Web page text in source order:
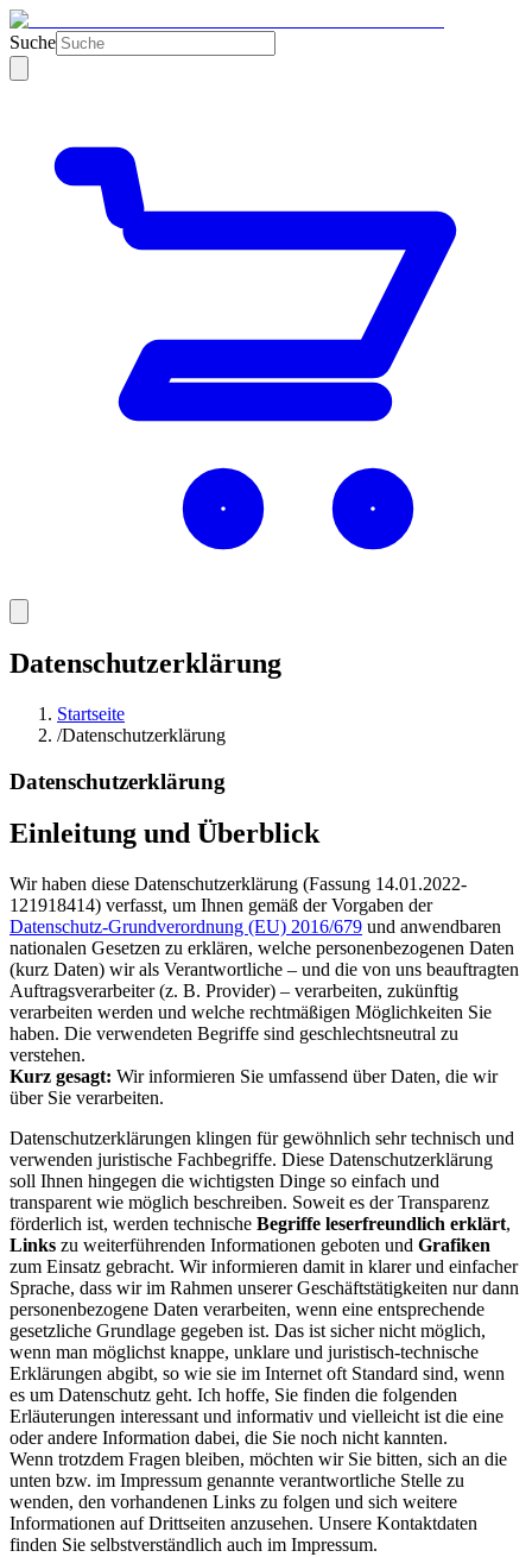
Suche
Datenschutzerklärung
Startseite
/Datenschutzerklärung
Datenschutzerklärung
Einleitung und Überblick
Wir haben diese Datenschutzerklärung (Fassung 14.01.2022-
121918414) verfasst, um Ihnen gemäß der Vorgaben der
Datenschutz-Grundverordnung (EU) 2016/679 und anwendbaren
nationalen Gesetzen zu erklären, welche personenbezogenen Daten
(kurz Daten) wir als Verantwortliche – und die von uns beauftragten
Auftragsverarbeiter (z. B. Provider) – verarbeiten, zukünftig
verarbeiten werden und welche rechtmäßigen Möglichkeiten Sie
haben. Die verwendeten Begriffe sind geschlechtsneutral zu
verstehen.
Kurz gesagt: Wir informieren Sie umfassend über Daten, die wir
über Sie verarbeiten.
Datenschutzerklärungen klingen für gewöhnlich sehr technisch und
verwenden juristische Fachbegriffe. Diese Datenschutzerklärung
soll Ihnen hingegen die wichtigsten Dinge so einfach und
transparent wie möglich beschreiben. Soweit es der Transparenz
förderlich ist, werden technische Begriffe leserfreundlich erklärt,
Links zu weiterführenden Informationen geboten und Grafiken
zum Einsatz gebracht. Wir informieren damit in klarer und einfacher
Sprache, dass wir im Rahmen unserer Geschäftstätigkeiten nur dann
personenbezogene Daten verarbeiten, wenn eine entsprechende
gesetzliche Grundlage gegeben ist. Das ist sicher nicht möglich,
wenn man möglichst knappe, unklare und juristisch-technische
Erklärungen abgibt, so wie sie im Internet oft Standard sind, wenn
es um Datenschutz geht. Ich hoffe, Sie finden die folgenden
Erläuterungen interessant und informativ und vielleicht ist die eine
oder andere Information dabei, die Sie noch nicht kannten.
Wenn trotzdem Fragen bleiben, möchten wir Sie bitten, sich an die
unten bzw. im Impressum genannte verantwortliche Stelle zu
wenden, den vorhandenen Links zu folgen und sich weitere
Informationen auf Drittseiten anzusehen. Unsere Kontaktdaten
finden Sie selbstverständlich auch im Impressum.